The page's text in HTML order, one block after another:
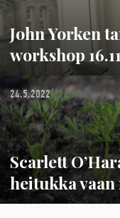
John Yorken
workshop
24.5.2022
Scarlett
heitukka